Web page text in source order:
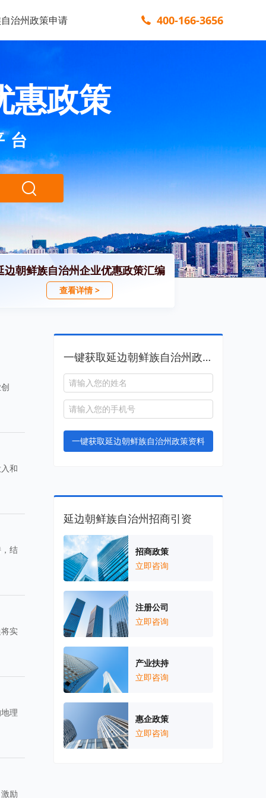
治州政策申请 400-166-3656
惠政策
台
边朝鲜族自治州企业优惠政策汇编
查看详情 >
和
结
实
理
励
一键获取延边朝鲜族自治州政策资料
一键获取延边朝鲜族自治州政策资料
延边朝鲜族自治州招商引资
招商政策
立即咨询
注册公司
立即咨询
产业扶持
立即咨询
惠企政策
立即咨询